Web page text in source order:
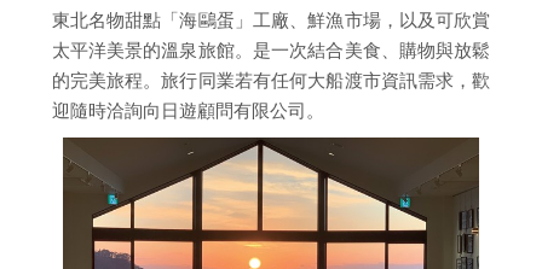
東北名物甜點「海鷗蛋」工廠、鮮漁市場，以及可欣賞
太平洋美景的溫泉旅館。是一次結合美食、購物與放鬆
的完美旅程。旅行同業若有任何大船渡市資訊需求，歡
迎隨時洽詢向日遊顧問有限公司。